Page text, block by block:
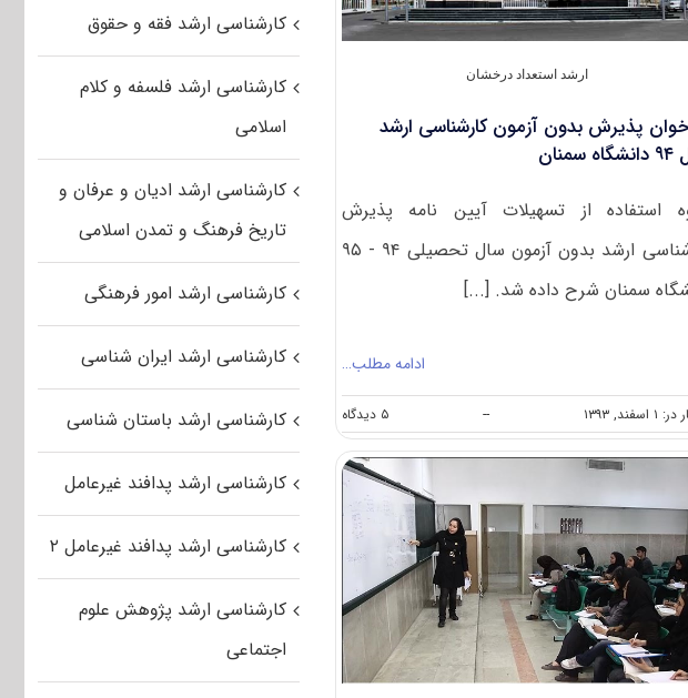
ارشد استعداد درخشان
پذیرش بدون آزمون کارشناسی ارشد
سمنان
استفاده از تسهیلات آیین نامه پذیرش
کارشناسی ارشد بدون آزمون سال تحصیلی ۹۴ - ۹۵
سمنان شرح داده شد. [...]
ادامه مطلب…
۱۳۹۳ -- ۵ دیدگاه
on
فراخوان
پذیرش
بدون
کارشناسی
دانشگاه
کارشناسی ارشد فقه و حقوق
کارشناسی ارشد فلسفه و کلام
اسلامی
کارشناسی ارشد ادیان و عرفان و
تاریخ فرهنگ و تمدن اسلامی
کارشناسی ارشد امور فرهنگی
کارشناسی ارشد ایران شناسی
کارشناسی ارشد باستان شناسی
کارشناسی ارشد پدافند غیرعامل
کارشناسی ارشد پدافند غیرعامل ۲
کارشناسی ارشد پژوهش علوم
اجتماعی